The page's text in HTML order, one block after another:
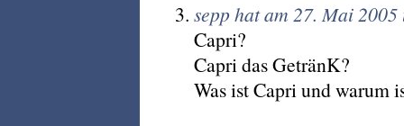
sepp hat am 27. Mai
Capri?
Capri das GetränK?
Was ist Capri und warum